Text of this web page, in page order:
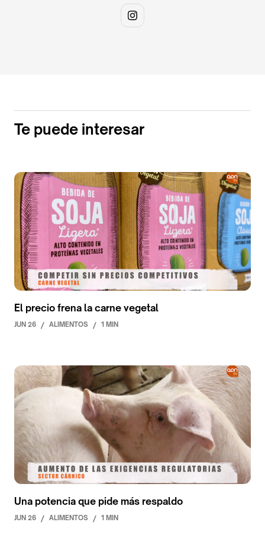
Te puede interesar
El precio frena la carne vegetal
JUN 26 / ALIMENTOS / 1 MIN
Una potencia que pide más respaldo
JUN 26 / ALIMENTOS / 1 MIN